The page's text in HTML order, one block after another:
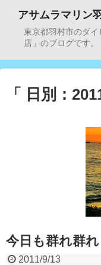
アサムラマリン
東京都羽村市のダ
店」のブログです。
「 日別：
今日も群れ群れ
2011/9/13